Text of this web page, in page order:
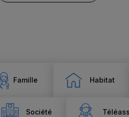
Famille Habitat
Société